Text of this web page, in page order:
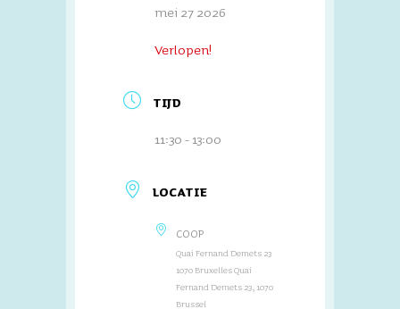
mei 27 2026
Verlopen!
TIJD
11:30 - 13:00
LOCATIE
COOP
Quai Fernand Demets 23
1070 Bruxelles Quai
Fernand Demets 23, 1070
Brussel